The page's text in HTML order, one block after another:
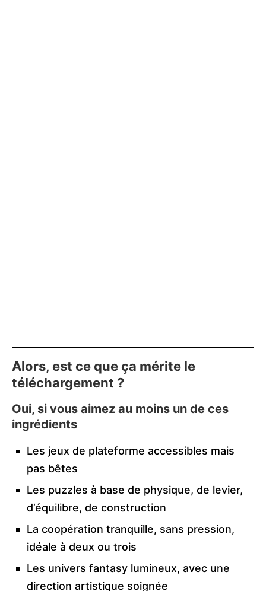
Alors, est ce que ça mérite le
téléchargement ?
Oui, si vous aimez au moins un de ces
ingrédients
Les jeux de plateforme accessibles mais
pas bêtes
Les puzzles à base de physique, de levier,
d’équilibre, de construction
La coopération tranquille, sans pression,
idéale à deux ou trois
Les univers fantasy lumineux, avec une
direction artistique soignée